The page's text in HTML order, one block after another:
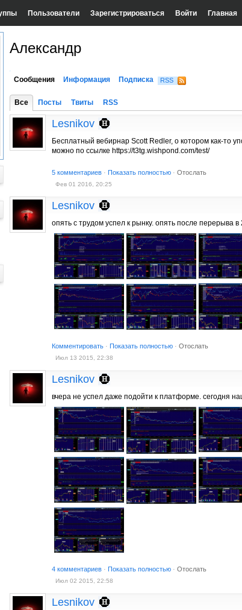
Пользователи Зарегистрироваться Войти Главная
Александр
Сообщения Информация Подписка RSS
Все Посты Твиты RSS
Lesnikov
Бесплатный вебирнар Scott Redler, о котором как-то
можно по ссылке https://t3tg.wishpond.com/test/
5 комментариев · Показать полностью · Отослать
Фев 01 2016, 20:25
Lesnikov
опять с трудом успел к рынку. опять после перерыва в
Комментировать · Показать полностью · Отослать
Июл 13 2015, 22:38
Lesnikov
вчера не успел даже подойти к платформе. сегодня
4 комментариев · Показать полностью · Отослать
Июл 02 2015, 22:58
Lesnikov